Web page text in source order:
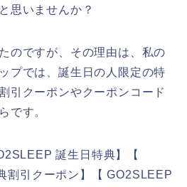
思いませんか？
のですが、その理由は、私の
プでは、誕生日の人限定の特
引クーポンやクーポンコード
です。
誕生日特典】【
割引クーポン】【 GO2SLEEP